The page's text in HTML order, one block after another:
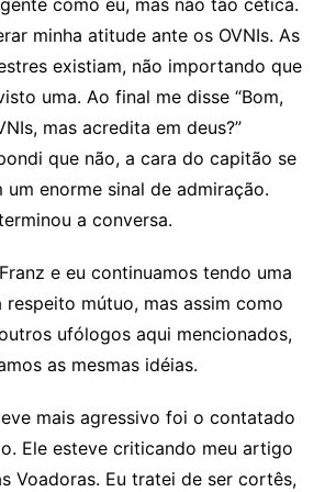
como eu, mas não tão cética.
minha atitude ante os OVNIs. As
existiam, não importando que
uma. Ao final me disse “Bom,
mas acredita em deus?”
que não, a cara do capitão se
enorme sinal de admiração.
a conversa.
e eu continuamos tendo uma
respeito mútuo, mas assim como
ufólogos aqui mencionados,
as mesmas idéias.
mais agressivo foi o contatado
Ele esteve criticando meu artigo
Voadoras. Eu tratei de ser cortês,